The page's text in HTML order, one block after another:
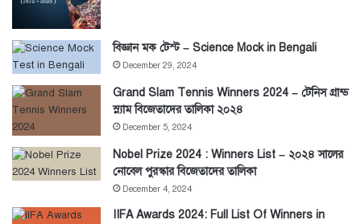
বিজ্ঞান মক টেস্ট – Science Mock in Bengali
December 29, 2024
Grand Slam Tennis Winners 2024 – টেনিস গ্রান্ড
স্ল্যাম বিজেতাদের তালিকা ২০২৪
December 5, 2024
Nobel Prize 2024 : Winners List – ২০২৪ সালের
নোবেল পুরস্কার বিজেতাদের তালিকা
December 4, 2024
IIFA Awards 2024: Full List Of Winners in